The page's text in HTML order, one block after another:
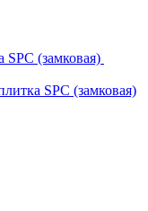
(замковая)
SPC (замковая)